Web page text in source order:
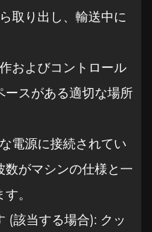
取り出し、輸送中に
およびコントロール
ースがある適切な場所
電源に接続されてい
数がマシンの仕様と一
。
(該当する場合): クッ